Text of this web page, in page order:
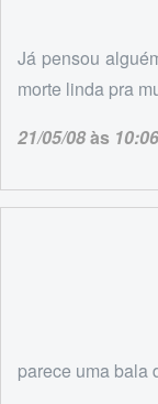
Já pensou
morte linda pra
21/05/08às 10:06
parece uma bala